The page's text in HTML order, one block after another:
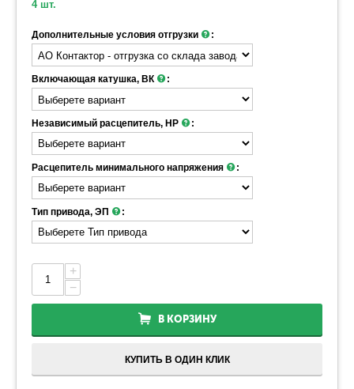
4 шт.
Дополнительные условия отгрузки :
Включающая катушка, ВК :
Независимый расцепитель, НР :
Расцепитель минимального напряжения :
Тип привода, ЭП :
+
−
В КОРЗИНУ
КУПИТЬ В ОДИН КЛИК